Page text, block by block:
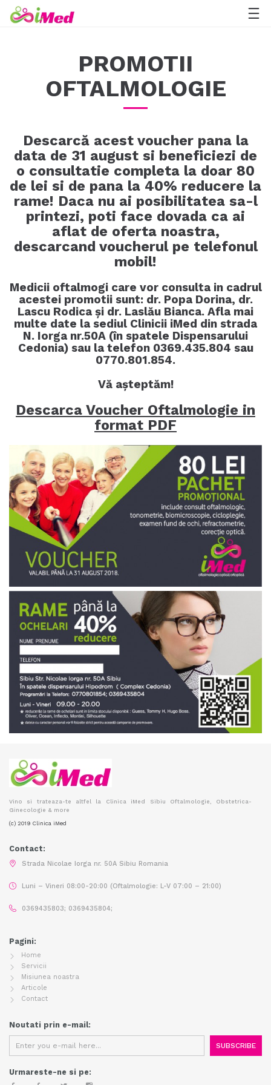
PROMOTII
OFTALMOLOGIE
Descarcă acest voucher pana la
data de 31 august si beneficiezi de
o consultatie completa la doar 80
de lei si de pana la 40% reducere la
rame! Daca nu ai posibilitatea sa-l
printezi, poti face dovada ca ai
aflat de oferta noastra,
descarcand voucherul pe telefonul
mobil!
Medicii oftalmogi care vor consulta in cadrul
acestei promotii sunt: dr. Popa Dorina, dr.
Lascu Rodica și dr. Laslău Bianca. Afla mai
multe date la sediul Clinicii iMed din strada
N. Iorga nr.50A (în spatele Dispensarului
Cedonia) sau la telefon 0369.435.804 sau
0770.801.854.
Vă aşteptăm!
Descarca Voucher Oftalmologie in
format PDF
Vino si trateaza-te altfel la Clinica iMed Sibiu Oftalmologie, Obstetrica-
Ginecologie & more
(c) 2019 Clinica iMed
Contact:
Strada Nicolae Iorga nr. 50A Sibiu Romania
Luni – Vineri 08:00-20:00 (Oftalmologie: L-V 07:00 – 21:00)
0369435803; 0369435804;
Pagini:
Home
Servicii
Misiunea noastra
Articole
Contact
Noutati prin e-mail:
Urmareste-ne si pe: